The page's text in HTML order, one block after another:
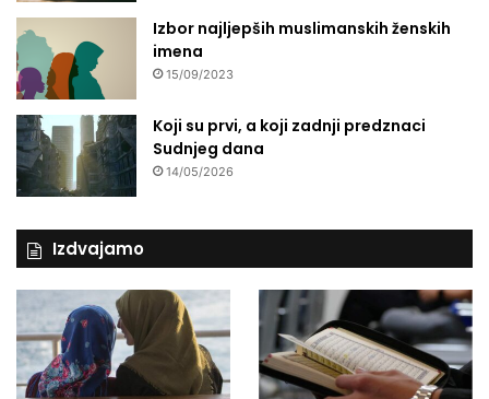
Izbor najljepših muslimanskih ženskih
imena
15/09/2023
Koji su prvi, a koji zadnji predznaci
Sudnjeg dana
14/05/2026
Izdvajamo